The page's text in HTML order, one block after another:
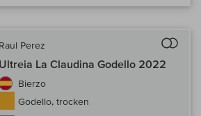
Raul Perez
Ultreia La Claudina Godello 2022
Bierzo
Godello, trocken